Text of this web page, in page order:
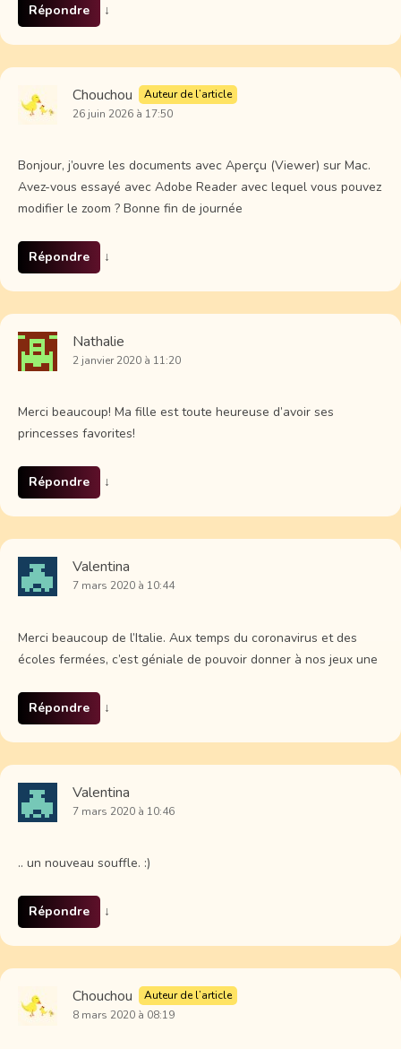
Répondre ↓
Chouchou
Auteur de l’article
26 juin 2026 à 17:50
Bonjour, j’ouvre les documents avec Aperçu (Viewer) sur Mac.
Avez-vous essayé avec Adobe Reader avec lequel vous pouvez
modifier le zoom ? Bonne fin de journée
Répondre ↓
Nathalie
2 janvier 2020 à 11:20
Merci beaucoup! Ma fille est toute heureuse d’avoir ses
princesses favorites!
Répondre ↓
Valentina
7 mars 2020 à 10:44
Merci beaucoup de l’Italie. Aux temps du coronavirus et des
écoles fermées, c’est géniale de pouvoir donner à nos jeux une
Répondre ↓
Valentina
7 mars 2020 à 10:46
.. un nouveau souffle. :)
Répondre ↓
Chouchou
Auteur de l’article
8 mars 2020 à 08:19